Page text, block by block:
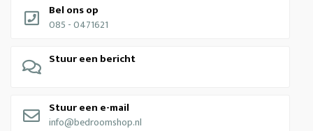
Bel ons op
085 - 0471621
Stuur een bericht
Stuur een e-mail
info@bedroomshop.nl